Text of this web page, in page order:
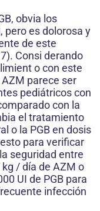
obvia los
pero es dolorosa y
de este
Consi derando
o con este
parece ser
pediátricos con
con la
el tratamiento
o la PGB en dosis
para verificar
seguridad entre
/ día de AZM o
UI de PGB para
infección